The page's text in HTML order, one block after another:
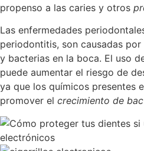
propenso a las caries y otros
Las enfermedades
periodontitis, son causadas
y bacterias en la boca. El uso
puede aumentar el riesgo de
ya que los químicos presentes
promover el crecimiento de